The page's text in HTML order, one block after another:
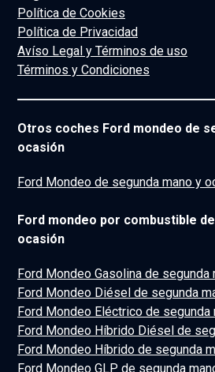
Política de Cookies
Política de Privacidad
Avíso Legal y Términos de uso
Términos y Condiciones
Otros coches Ford mondeo de
ocasión
Ford Mondeo de segunda mano y
Ford mondeo por combustible
ocasión
Ford Mondeo Gasolina de segunda
Ford Mondeo Diésel de segunda
Ford Mondeo Eléctrico de segunda
Ford Mondeo Híbrido Diésel de
Ford Mondeo Híbrido de segunda
Ford Mondeo GLP de segunda